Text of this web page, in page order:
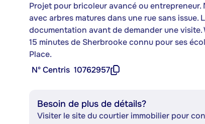
Projet pour bricoleur avancé ou
avec arbres matures dans une rue sans
documentation avant de demander une
15 minutes de Sherbrooke connu pour ses
Place.
Nº Centris 10762957
Besoin de plus de détails?
Visiter le site du courtier immobilier pour